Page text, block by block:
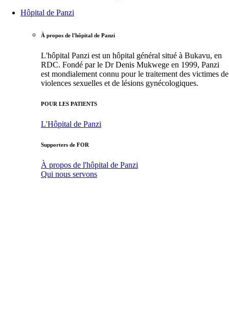
Hôpital de Panzi
À propos de l'hôpital de Panzi
L'hôpital Panzi est un hôpital général situé à Bukavu, en
RDC. Fondé par le Dr Denis Mukwege en 1999, Panzi
est mondialement connu pour le traitement des victimes de
violences sexuelles et de lésions gynécologiques.
POUR LES PATIENTS
L'Hôpital de Panzi
Supporters de FOR
À propos de l'hôpital de Panzi
Qui nous servons